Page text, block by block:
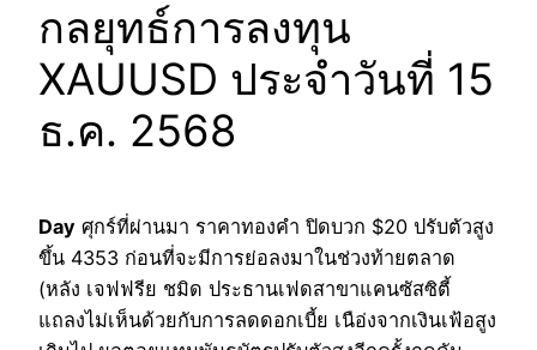
กลยุทธ์การลงทุน
XAUUSD ประจำวันที่ 15
ธ.ค. 2568
Day ศุกร์ที่ผ่านมา ราคาทองคำ ปิดบวก $20 ปรับตัวสูง
ขึ้น 4353 ก่อนที่จะมีการย่อลงมาในช่วงท้ายตลาด
(หลัง เจฟฟรีย ชมิด ประธานเฟดสาขาแคนซัสซิตี้
แถลงไม่เห็นด้วยกับการลดดอกเบี้ย เนือ่งจากเงินเฟ้อสูง